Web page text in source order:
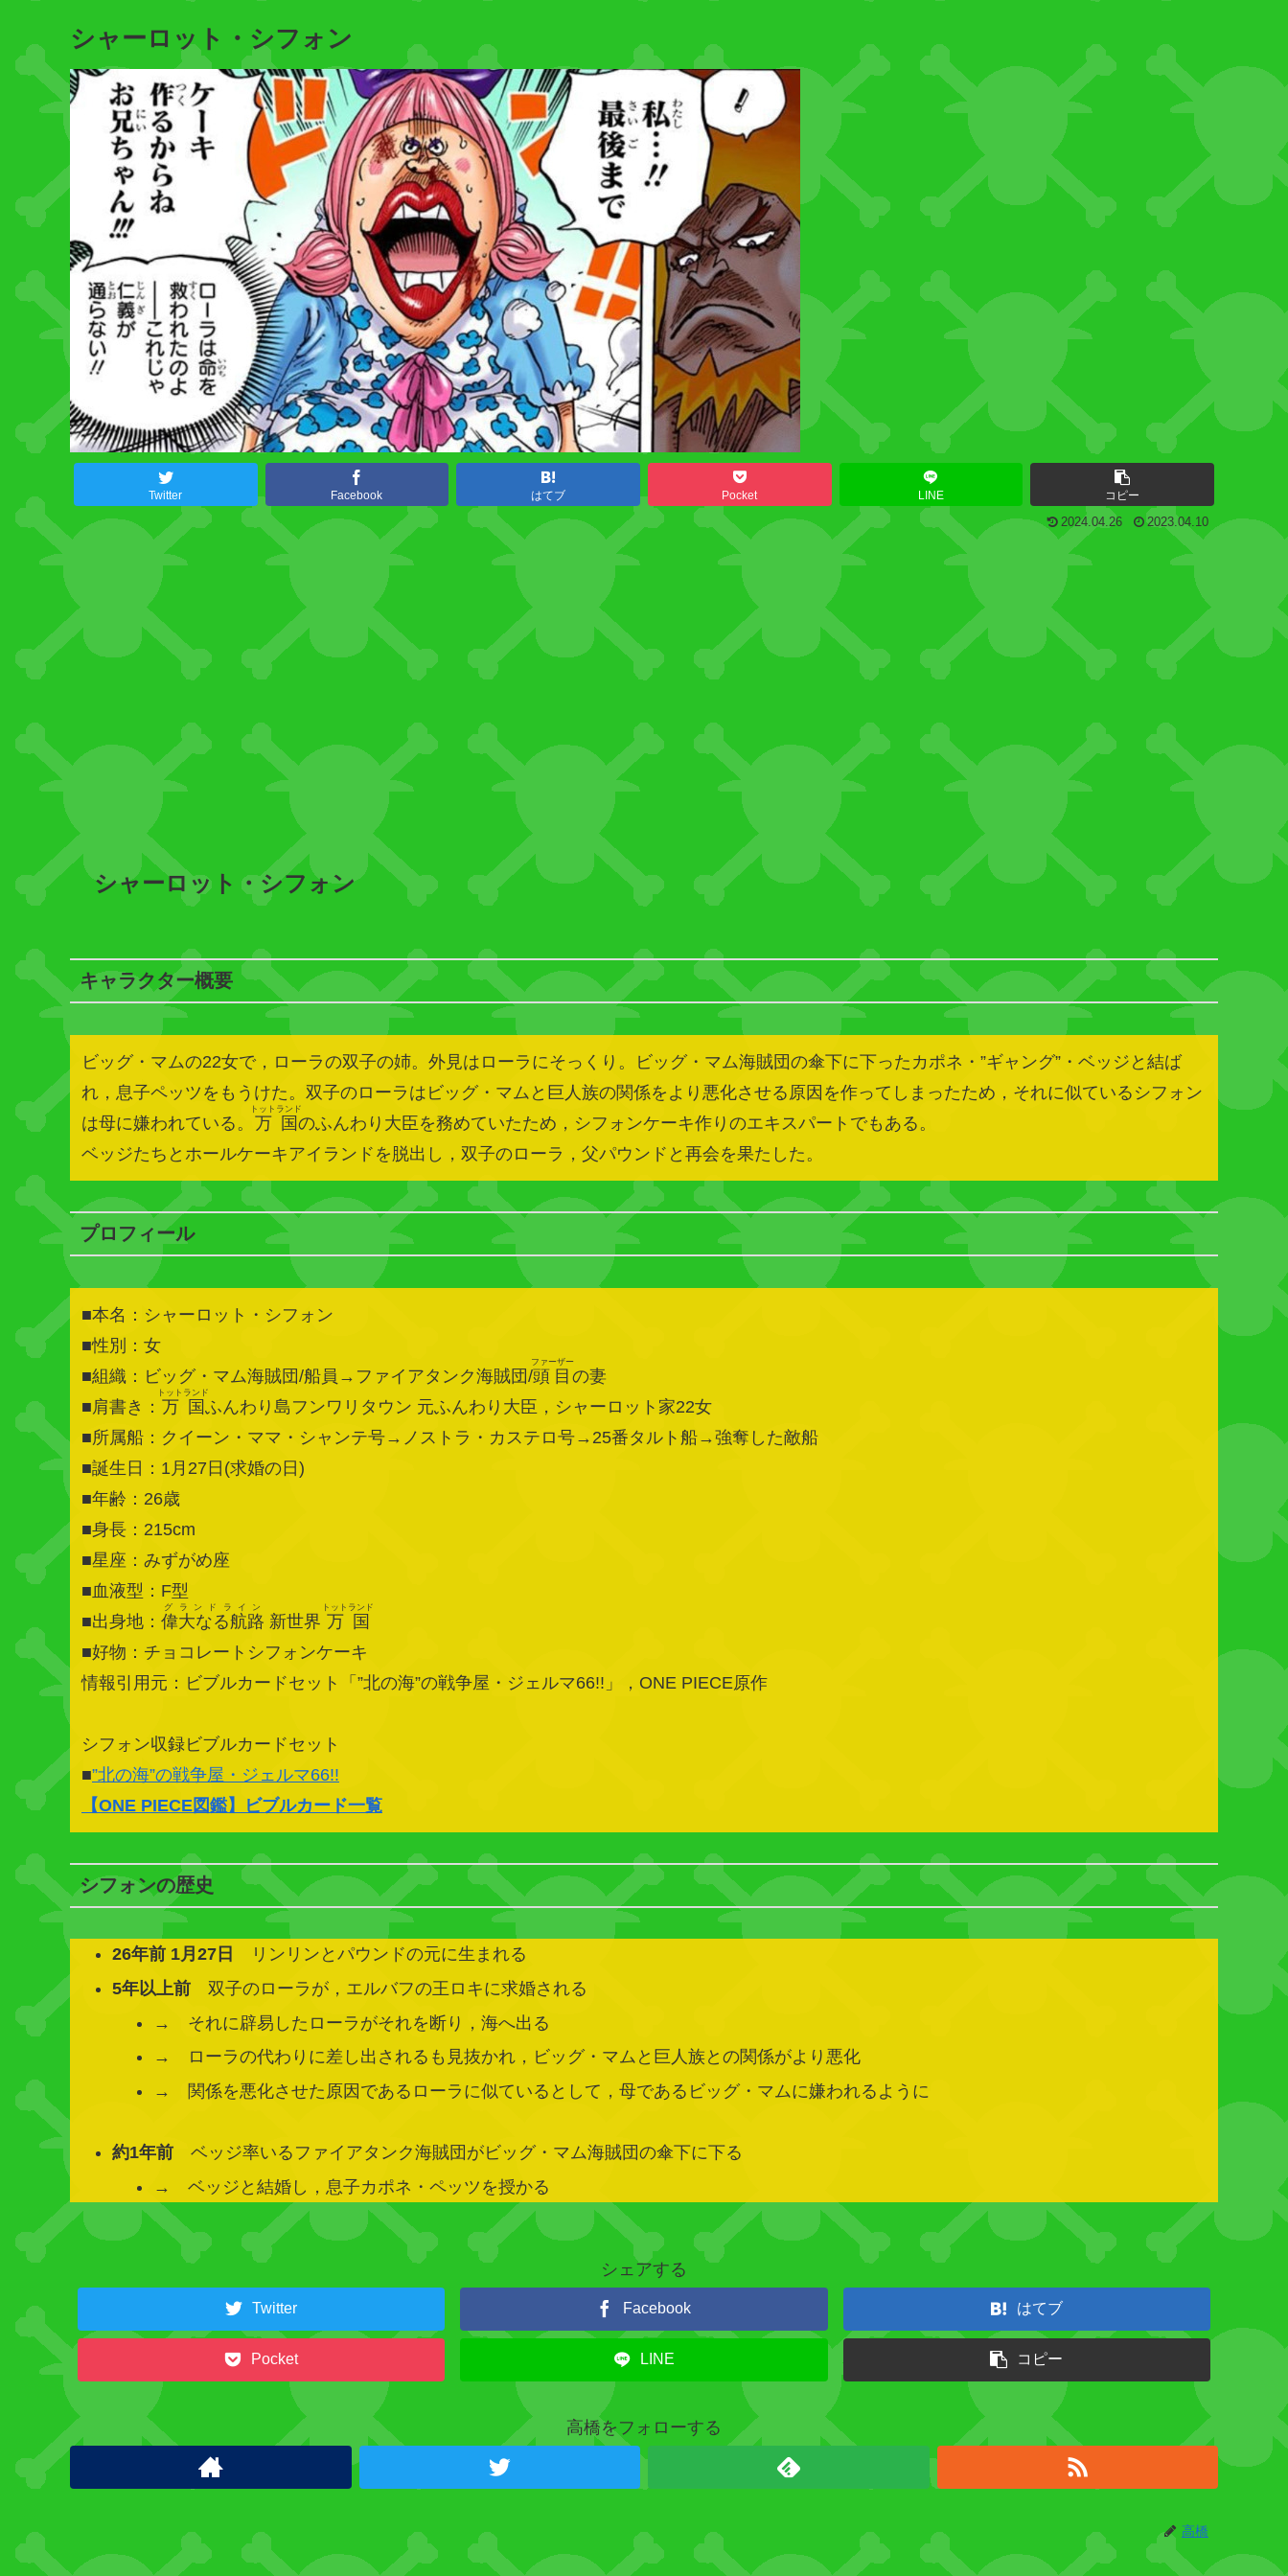
シャーロット・シフォン
Twitter Facebook はてブ Pocket LINE コピー
2024.04.26 2023.04.10
シャーロット・シフォン
キャラクター概要
ビッグ・マムの22女で，ローラの双子の姉。外見はローラにそっくり。ビッグ・マム海賊団の傘下に下ったカポネ・”ギャング”・ベッジと結ば
れ，息子ペッツをもうけた。双子のローラはビッグ・マムと巨人族の関係をより悪化させる原因を作ってしまったため，それに似ているシフォン
は母に嫌われている。 万国
トットランド
のふんわり大臣を務めていたため，シフォンケーキ作りのエキスパートでもある。
ベッジたちとホールケーキアイランドを脱出し，双子のローラ，父パウンドと再会を果たした。
プロフィール
■本名：シャーロット・シフォン
■性別：女
■組織：ビッグ・マム海賊団/船員→ファイアタンク海賊団/頭目
ファーザー
の妻
■肩書き： 万国
トットランド
ふんわり島フンワリタウン 元ふんわり大臣，シャーロット家22女
■所属船：クイーン・ママ・シャンテ号→ノストラ・カステロ号→25番タルト船→強奪した敵船
■誕生日：1月27日(求婚の日)
■年齢：26歳
■身長：215cm
■星座：みずがめ座
■血液型：F型
■出身地： 偉大なる航路
グランドライン
新世界 万国
トットランド
■好物：チョコレートシフォンケーキ
情報引用元：ビブルカードセット「”北の海”の戦争屋・ジェルマ66!!」，ONE PIECE原作
シフォン収録ビブルカードセット
■”北の海”の戦争屋・ジェルマ66!!
【ONE PIECE図鑑】ビブルカード一覧
シフォンの歴史
26年前 1月27日
リンリンとパウンドの元に生まれる
5年以上前双子のローラが，エルバフの王ロキに求婚される
→ それに辟易したローラがそれを断り，海へ出る
→ ローラの代わりに差し出されるも見抜かれ，ビッグ・マムと巨人族との関係がより悪化
→ 関係を悪化させた原因であるローラに似ているとして，母であるビッグ・マムに嫌われるように
約1年前ベッジ率いるファイアタンク海賊団がビッグ・マム海賊団の傘下に下る
→ ベッジと結婚し，息子カポネ・ペッツを授かる
ャ
ー
シェアする
Twitter Facebook はてブ
Pocket LINE コピー
高橋をフォローする
高橋